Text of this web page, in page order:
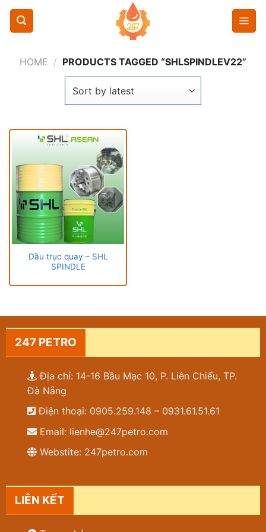
Chuyển
nội
HOME / PRODUCTS TAGGED “SHLSPINDLEV22”
Dầu trục quay – SHL
SPINDLE
247 PETRO
Địa chỉ: 14-16 Bầu Mạc 10, P. Liên Chiểu, TP.
Đà Nẵng
Điện thoại: 0905.259.148 – 0931.61.51.61
Email: lienhe@247petro.com
Webstite: 247petro.com
LIÊN KẾT